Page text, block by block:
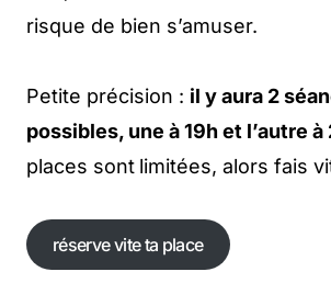
risque de bien s’amuser.
Petite précision : il y aura 2
possibles, une à 19h et l’autre à
places sont limitées, alors fais
réserve vite ta place
réserve vite ta place